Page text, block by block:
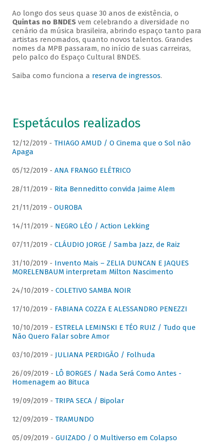
Ao longo dos seus quase 30 anos de existência, o
Quintas no BNDESvem celebrando a diversidade no
cenário da música brasileira, abrindo espaço tanto para
artistas renomados, quanto novos talentos. Grandes
nomes da MPB passaram, no início de suas carreiras,
pelo palco do Espaço Cultural BNDES.
Saiba como funciona a reserva de ingressos.
Espetáculos realizados
12/12/2019 - THIAGO AMUD / O Cinema que o Sol não
Apaga
05/12/2019 - ANA FRANGO ELÉTRICO
28/11/2019 - Rita Benneditto convida Jaime Alem
21/11/2019 - OUROBA
14/11/2019 - NEGRO LÉO / Action Lekking
07/11/2019 - CLÁUDIO JORGE / Samba Jazz, de Raiz
31/10/2019 - Invento Mais – ZELIA DUNCAN E JAQUES
MORELENBAUM interpretam Milton Nascimento
24/10/2019 - COLETIVO SAMBA NOIR
17/10/2019 - FABIANA COZZA E ALESSANDRO PENEZZI
10/10/2019 - ESTRELA LEMINSKI E TÉO RUIZ / Tudo que
Não Quero Falar sobre Amor
03/10/2019 - JULIANA PERDIGÃO / Folhuda
26/09/2019 - LÔ BORGES / Nada Será Como Antes -
Homenagem ao Bituca
19/09/2019 - TRIPA SECA / Bipolar
12/09/2019 - TRAMUNDO
05/09/2019 - GUIZADO / O Multiverso em Colapso